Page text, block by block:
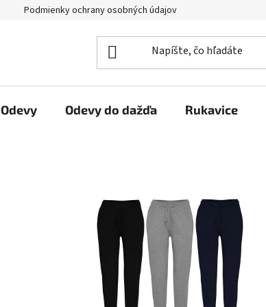
Podmienky ochrany osobných údajov
Odevy Odevy do dažďa Rukavice